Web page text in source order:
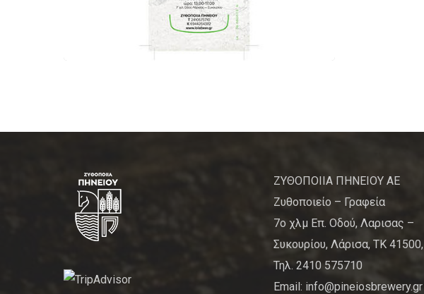
ΖΥΘΟΠΟΙΙΑ ΠΗΝΕΙΟΥ ΑΕ
Ζυθοποιείο – Γραφεία
7ο χλμ Επ. Οδού, Λαρισας –
Συκουρίου, Λάρισα, ΤΚ 41500,
Τηλ. 2410 575710
Email: info@pineiosbrewery.gr